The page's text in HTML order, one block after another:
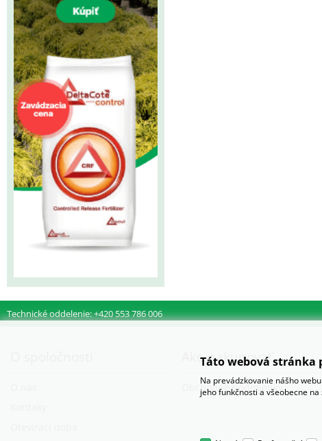
Technické oddelenie: +420 553 786 006
Ako nakupovať
Obchodné podmienky
Táto webová stránka
Na prevádzkovanie nášho
jeho funkčnosti a všeobecne